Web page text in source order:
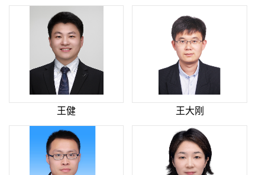
王健 王大刚